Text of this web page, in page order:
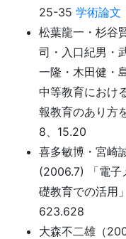
25-35 学術論文
松葉龍一・杉谷
司・入口紀男・
一隆・木田健・
中等教育におけ
報教育のあり方
8、15.20
喜多敏博・宮崎
(2006.7) 「電子
礎教育での活用
623.628
大森不二雄（